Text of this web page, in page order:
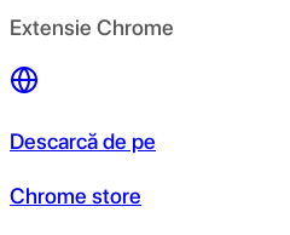
Extensie Chrome
Descarcă de pe
Chrome store